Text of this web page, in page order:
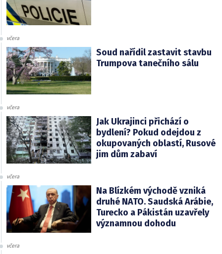
včera
Soud nařídil zastavit stavbu
Trumpova tanečního sálu
včera
Jak Ukrajinci přichází o
bydlení? Pokud odejdou z
okupovaných oblastí, Rusové
jim dům zabaví
včera
Na Blízkém východě vzniká
druhé NATO. Saudská Arábie,
Turecko a Pákistán uzavřely
významnou dohodu
včera